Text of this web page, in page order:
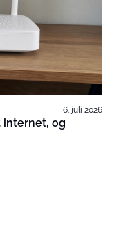
6. juli 2026
internet, og